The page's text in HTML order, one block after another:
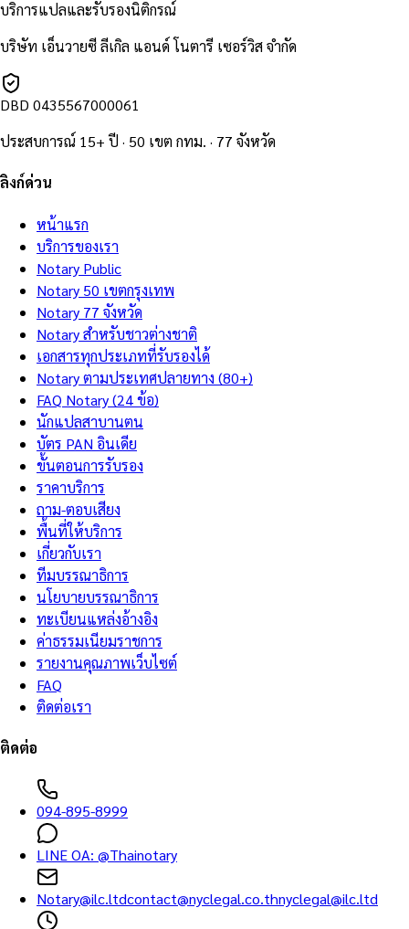
บริการแปลและรับรองนิติกรณ์
บริษัท เอ็นวายซี ลีเกิล แอนด์ โนตารี เซอร์วิส จำกัด
DBD 0435567000061
ประสบการณ์ 15+ ปี · 50 เขต กทม. · 77 จังหวัด
ลิงก์ด่วน
หน้าแรก
บริการของเรา
Notary Public
Notary 50 เขตกรุงเทพ
Notary 77 จังหวัด
Notary สำหรับชาวต่างชาติ
เอกสารทุกประเภทที่รับรองได้
Notary ตามประเทศปลายทาง (80+)
FAQ Notary (24 ข้อ)
นักแปลสาบานตน
บัตร PAN อินเดีย
ขั้นตอนการรับรอง
ราคาบริการ
ถาม-ตอบเสียง
พื้นที่ให้บริการ
เกี่ยวกับเรา
ทีมบรรณาธิการ
นโยบายบรรณาธิการ
ทะเบียนแหล่งอ้างอิง
ค่าธรรมเนียมราชการ
รายงานคุณภาพเว็บไซต์
FAQ
ติดต่อเรา
ติดต่อ
094-895-8999
LINE OA: @Thainotary
Notary@ilc.ltdcontact@nyclegal.co.thnyclegal@ilc.ltd